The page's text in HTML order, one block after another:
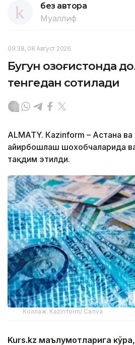
без автора
Муаллиф
09:38, 08 Август 2026
Бугун Қозоғистонда
тенгедан сотилади
ALMATY. Кazinform – Астана
айирбошлаш шохобчаларида
тақдим этилди.
Коллаж: Kazinform/ Canva
Kurs.kz маълумотларига